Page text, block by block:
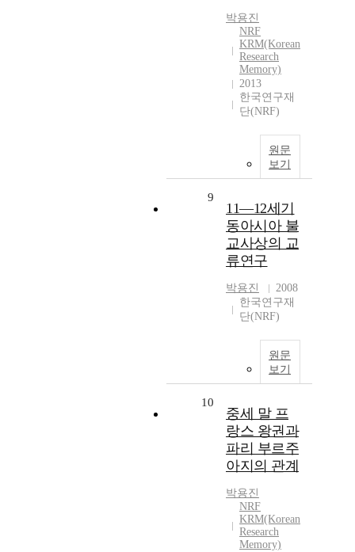
박용진
NRF
KRM(Korean
Research
Memory)
2013
한국연구재
단(NRF)
원문
보기
9
11―12세기
동아시아 불
교사상의 교
류연구
박용진
2008
한국연구재
단(NRF)
원문
보기
10
중세 말 프
랑스 왕권과
파리 부르주
아지의 관계
박용진
NRF
KRM(Korean
Research
Memory)